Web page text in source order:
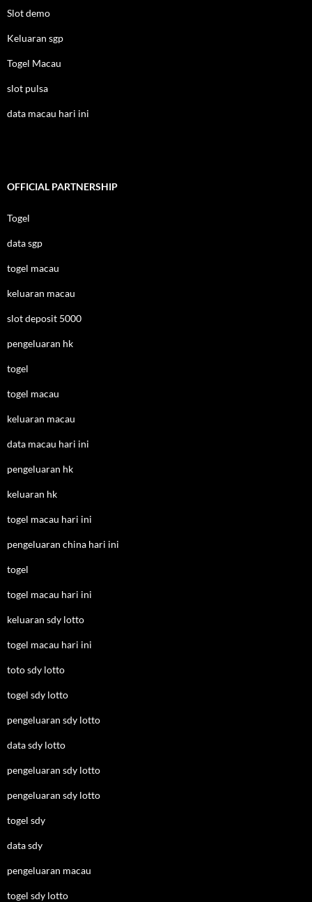
Slot demo
Keluaran sgp
Togel Macau
slot pulsa
data macau hari ini
OFFICIAL PARTNERSHIP
Togel
data sgp
togel macau
keluaran macau
slot deposit 5000
pengeluaran hk
togel
togel macau
keluaran macau
data macau hari ini
pengeluaran hk
keluaran hk
togel macau hari ini
pengeluaran china hari ini
togel
togel macau hari ini
keluaran sdy lotto
togel macau hari ini
toto sdy lotto
togel sdy lotto
pengeluaran sdy lotto
data sdy lotto
pengeluaran sdy lotto
pengeluaran sdy lotto
togel sdy
data sdy
pengeluaran macau
togel sdy lotto